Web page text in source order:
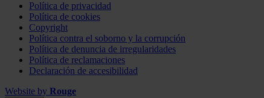
Política de privacidad
Política de cookies
Copyright
Política contra el soborno y la corrupción
Política de denuncia de irregularidades
Política de reclamaciones
Declaración de accesibilidad
Website by Rouge